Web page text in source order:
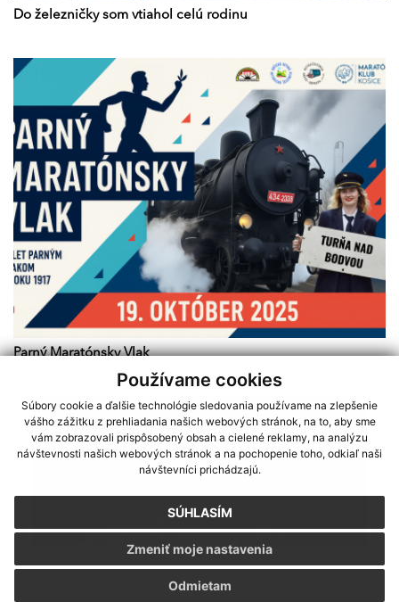
Používame cookies
Súbory cookie a ďalšie technológie sledovania používame na zlepšenie
vášho zážitku z prehliadania našich webových stránok, na to, aby sme
vám zobrazovali prispôsobený obsah a cielené reklamy, na analýzu
návštevnosti našich webových stránok a na pochopenie toho, odkiaľ naši
návštevníci prichádzajú.
SÚHLASÍM
Odmietam
Zmeniť moje nastavenia
Sme partnerom programu Košického samosprávneho kraja Terra
Incognita
Do železničky som vtiahol celú rodinu
Parný Maratónsky Vlak